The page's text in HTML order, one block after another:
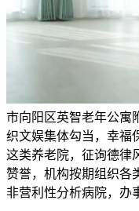
市向阳区英智老年公寓
织文娱集体勾当，幸福
这类养老院，征询德律
赞誉，机构按期组织各
非营利性分析病院，办